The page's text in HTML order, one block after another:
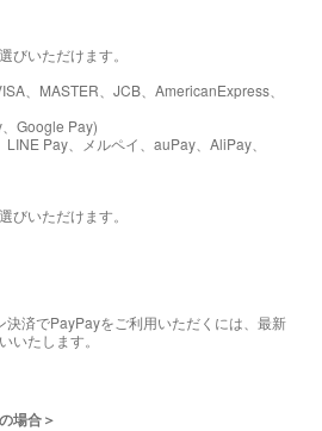
びいただけます。
、MASTER、JCB、AmericanExpress、
Google Pay)
LINE Pay、メルペイ、auPay、AliPay、
びいただけます。
済でPayPayをご利用いただくには、最新
いたします。
場合＞